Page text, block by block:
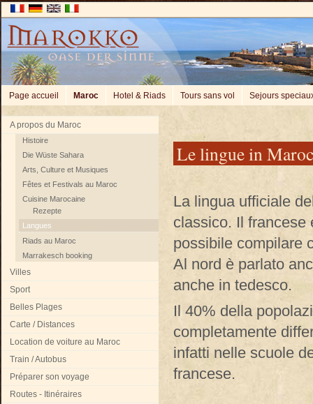
Page accueil Maroc Hotel & Riads Tours sans vol Sejours
A propos du Maroc
Histoire
Die Wüste Sahara
Arts, Culture et Musiques
Fêtes et Festivals au Maroc
Cuisine Marocaine
Rezepte
Langues
Riads au Maroc
Marrakesch booking
Villes
Sport
Belles Plages
Carte / Distances
Location de voiture au Maroc
Train / Autobus
Préparer son voyage
Routes - Itinéraires
Le lingue in
La lingua ufficiale
classico. Il francese
possibile compilare
Al nord è parlato
anche in tedesco.
Il 40% della
completamente
infatti nelle scuole
francese.